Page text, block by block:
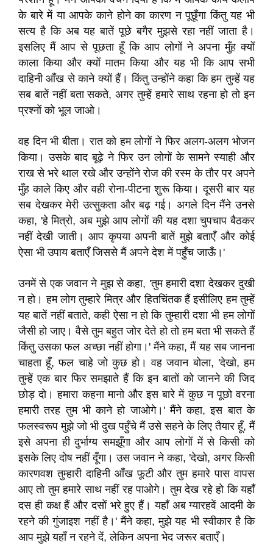
के बारे में या आपके काने होने का कारण न पूछूँगा किंतु यह भी
सत्य है कि अब यह बातें पूछे बगैर मुझसे रहा नहीं जाता है।
इसलिए मैं आप से पूछता हूँ कि आप लोगों ने अपना मुँह क्यों
काला किया और क्यों मातम किया और यह भी कि आप सभी
दाहिनी आँख से काने क्यों हैं। किंतु उन्होंने कहा कि हम तुम्हें यह
सब बातें नहीं बता सकते, अगर तुम्हें हमारे साथ रहना हो तो इन
प्रश्नों को भूल जाओ।
वह दिन भी बीता। रात को हम लोगों ने फिर अलग-अलग भोजन
किया। उसके बाद बूढ़े ने फिर उन लोगों के सामने स्याही और
राख से भरे थाल रखे और उन्होंने रोज की रस्म के तौर पर अपने
मुँह काले किए और वही रोना-पीटना शुरू किया। दूसरी बार यह
सब देखकर मेरी उत्सुकता और बढ़ गई। अगले दिन मैंने उनसे
कहा, 'हे मित्रो, अब मुझे आप लोगों की यह दशा चुपचाप बैठकर
नहीं देखी जाती। आप कृपया अपनी बातें मुझे बताएँ और कोई
ऐसा भी उपाय बताएँ जिससे मैं अपने देश में पहुँच जाऊँ।'
उनमें से एक जवान ने मुझ से कहा, 'तुम हमारी दशा देखकर दुखी
न हो। हम लोग तुम्हारे मित्र और हितचिंतक हैं इसीलिए हम तुम्हें
यह बातें नहीं बताते, कही ऐसा न हो कि तुम्हारी दशा भी हम लोगों
जैसी हो जाए। वैसे तुम बहुत जोर देते हो तो हम बता भी सकते हैं
किंतु उसका फल अच्छा नहीं होगा।' मैंने कहा, मैं यह सब जानना
चाहता हूँ, फल चाहे जो कुछ हो। वह जवान बोला, 'देखो, हम
तुम्हें एक बार फिर समझाते हैं कि इन बातों को जानने की जिद
छोड़ दो। हमारा कहना मानो और इस बारे में कुछ न पूछो वरना
हमारी तरह तुम भी काने हो जाओगे।' मैंने कहा, इस बात के
फलस्वरूप मुझे जो भी दुख पहुँचे मैं उसे सहने के लिए तैयार हूँ, मैं
इसे अपना ही दुर्भाग्य समझूँगा और आप लोगों में से किसी को
इसके लिए दोष नहीं दूँगा। उस जवान ने कहा, 'देखो, अगर किसी
कारणवश तुम्हारी दाहिनी आँख फूटी और तुम हमारे पास वापस
आए तो तुम हमारे साथ नहीं रह पाओगे। तुम देख रहे हो कि यहाँ
दस ही कक्ष हैं और दसों भरे हुए हैं। यहाँ अब ग्यारहवें आदमी के
रहने की गुंजाइश नहीं है।' मैंने कहा, मुझे यह भी स्वीकार है कि
आप मुझे यहाँ न रहने दें, लेकिन अपना भेद जरूर बताएँ।